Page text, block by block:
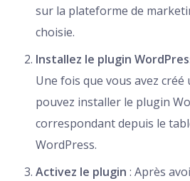
sur la plateforme de
choisie.
Installez le plugin
Une fois que vous avez créé
pouvez installer le plugin
correspondant depuis le
WordPress.
Activez le plugin : Après